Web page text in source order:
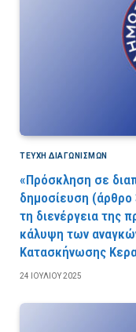
ΤΕΎΧΗ ΔΙΑΓΩΝΙΣΜΏΝ
«Πρόσκληση σε
δημοσίευση
τη διενέργεια της
κάλυψη των
Κατασκήνωσης
24 ΙΟΥΛΊΟΥ 2025